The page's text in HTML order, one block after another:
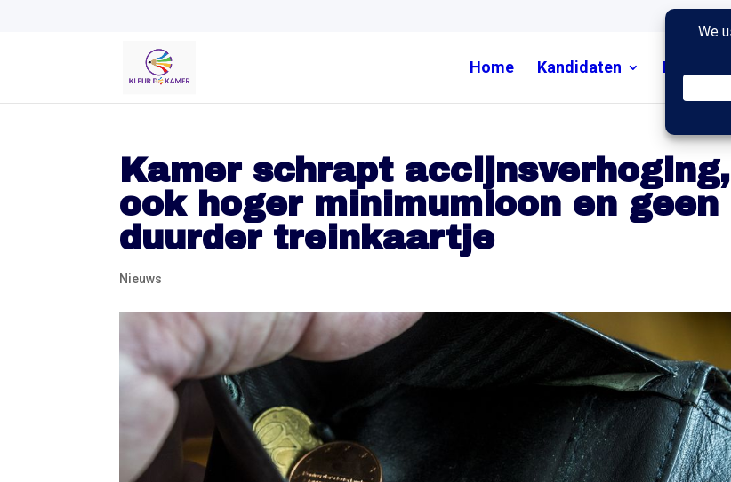
Home Kandidaten Nieuws
Kamer schrapt accijnsverhoging,
ook hoger minimumloon en geen
duurder treinkaartje
Nieuws